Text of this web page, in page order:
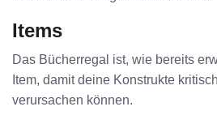
Items
Das Bücherregal ist, wie bereits
Item, damit deine Konstrukte
verursachen können.